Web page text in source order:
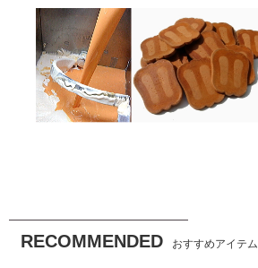
RECOMMENDED おすすめアイテム